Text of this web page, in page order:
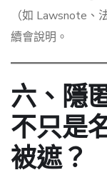
（如 Lawsnote
續會說明。
六、隱
不只是
被遮？